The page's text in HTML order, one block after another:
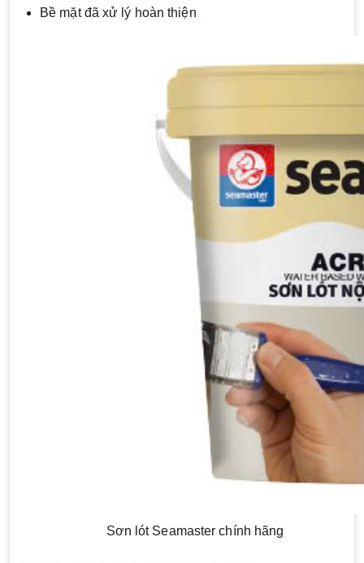
Bề mặt đã xử lý hoàn thiện
Sơn lót Seamaster chính hãng